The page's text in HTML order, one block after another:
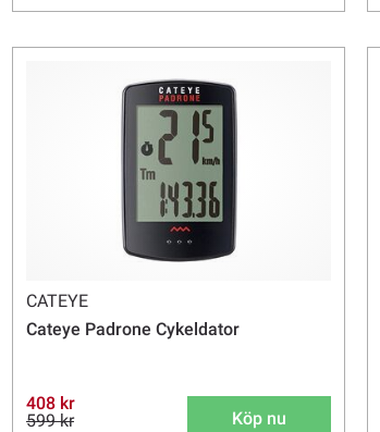
CATEYE
Cateye Padrone Cykeldator
408 kr
599 kr
Köp nu